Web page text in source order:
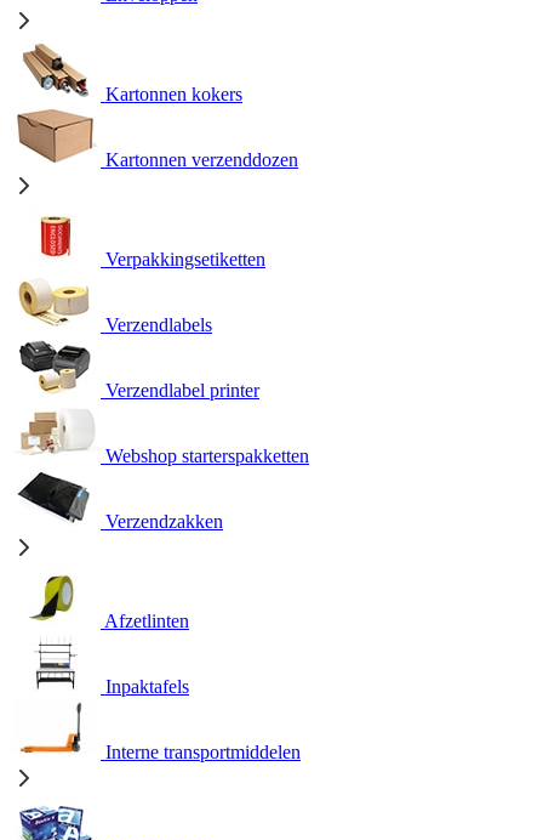
Kartonnen kokers
Kartonnen verzenddozen
Verpakkingsetiketten
Verzendlabels
Verzendlabel printer
Webshop starterspakketten
Verzendzakken
Afzetlinten
Inpaktafels
Interne transportmiddelen